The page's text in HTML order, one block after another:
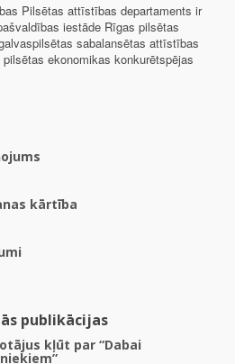
Pilsētas attīstības departaments ir
iestāde Rīgas pilsētas
sabalansētas attīstības
ekonomikas konkurētspējas
kārtība
publikācijas
kļūt par “Dabai